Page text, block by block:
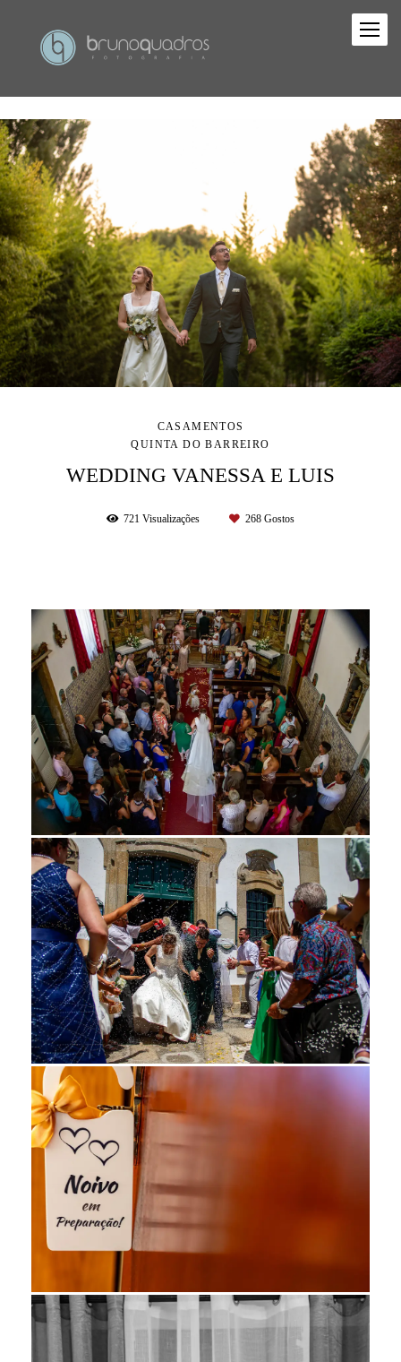
CASAMENTOS
QUINTA DO BARREIRO
WEDDING VANESSA E LUIS
721 Visualizações 268 Gostos